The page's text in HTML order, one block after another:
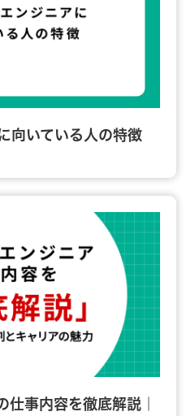
向いている人の特徴
仕事内容を徹底解説｜